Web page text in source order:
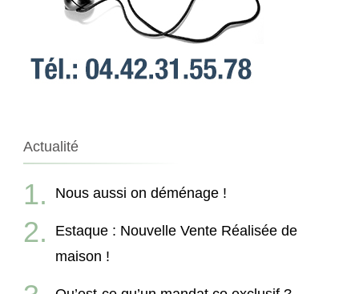
Actualité
Nous aussi on déménage !
Estaque : Nouvelle Vente Réalisée de
maison !